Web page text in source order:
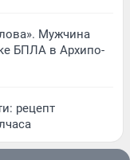
Мужчина
БПЛА в Архипо-
рецепт